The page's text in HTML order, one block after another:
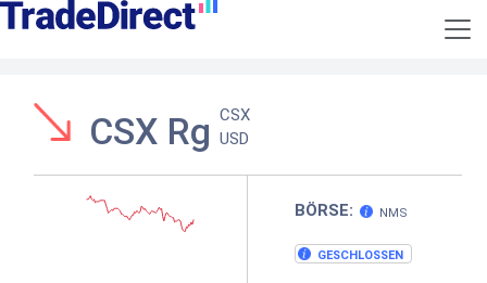
CSX Rg CSX
USD
BÖRSE: NMS
GESCHLOSSEN